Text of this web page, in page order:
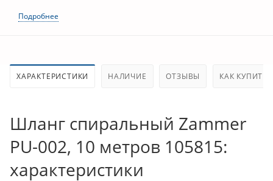
Подробнее
ХАРАКТЕРИСТИКИ НАЛИЧИЕ ОТЗЫВЫ КАК КУПИТЬ
Шланг спиральный Zammer
PU-002, 10 метров 105815:
характеристики